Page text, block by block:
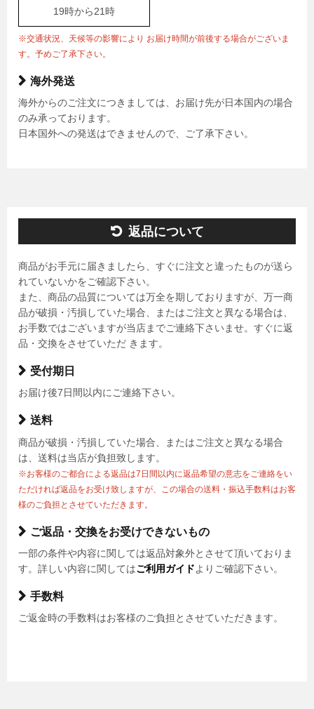
19時から21時
※交通状況、天候等の影響により お届け時間が前後する場合がございま
す。予めご了承下さい。
海外発送
海外からのご注文につきましては、お届け先が日本国内の場合
のみ承っております。
日本国外への発送はできませんので、ご了承下さい。
返品について
商品がお手元に届きましたら、すぐに注文と違ったものが送ら
れていないかをご確認下さい。
また、商品の品質については万全を期しておりますが、万一商
品が破損・汚損していた場合、またはご注文と異なる場合は、
お手数ではございますが当店までご連絡下さいませ。すぐに返
品・交換をさせていただ きます。
受付期日
お届け後7日間以内にご連絡下さい。
送料
商品が破損・汚損していた場合、またはご注文と異なる場合
は、送料は当店が負担致します。
※お客様のご都合による返品は7日間以内に返品希望の意志をご連絡をい
ただければ返品をお受け致しますが、この場合の送料・振込手数料はお客
様のご負担とさせていただきます。
ご返品・交換をお受けできないもの
一部の条件や内容に関しては返品対象外とさせて頂いておりま
す。詳しい内容に関してはご利用ガイドよりご確認下さい。
手数料
ご返金時の手数料はお客様のご負担とさせていただきます。